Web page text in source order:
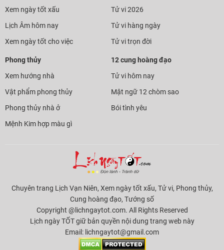
Xem ngày tốt xấu
Lịch Âm hôm nay
Xem ngày tốt cho việc
Tử vi 2026
Tử vi hàng ngày
Tử vi trọn đời
Phong thủy
Xem hướng nhà
Vật phẩm phong thủy
Phong thủy nhà ở
Mệnh Kim hợp màu gì
12 cung hoàng đạo
Tử vi hôm nay
Mật ngữ 12 chòm sao
Bói tình yêu
Chuyên trang Lịch Vạn Niên, Xem ngày tốt xấu, Tử vi, Phong thủy,
Cung hoàng đạo, Tướng số
Copyright @lichngaytot.com. All Rights Reserved
Lịch ngày TỐT giữ bản quyền nội dung trang web này
Email: lichngaytot@gmail.com